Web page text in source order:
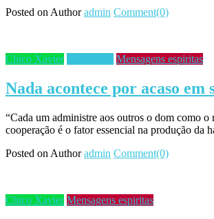
Posted on Author admin Comment(0)
Chico Xavier Mensagens espiritas
Nada acontece por acaso em
“Cada um administre aos outros o dom como
cooperação é o fator essencial na produção
Posted on Author admin Comment(0)
Chico Xavier Mensagens espiritas